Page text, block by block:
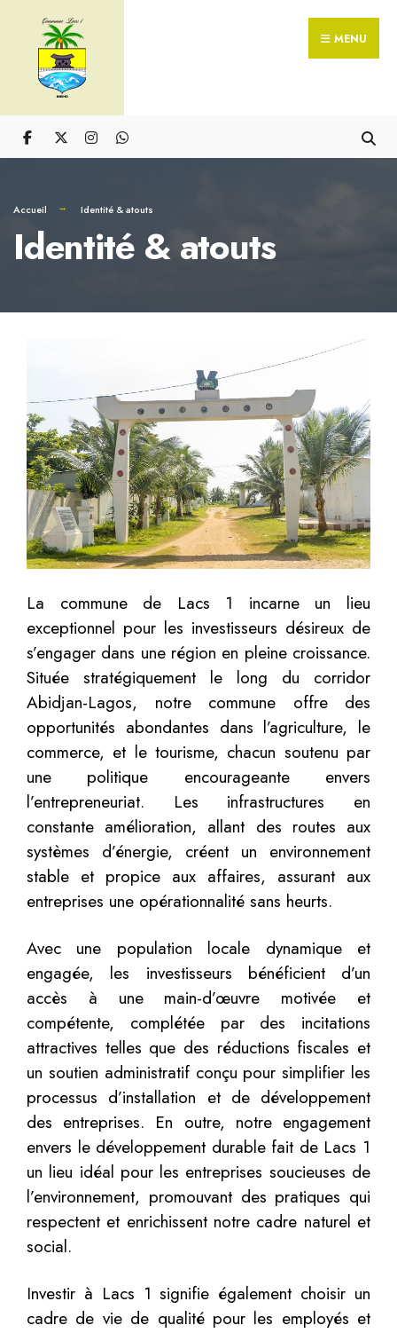
MENU
Accueil Identité & atouts
Identité & atouts
La commune de Lacs 1 incarne un lieu
exceptionnel pour les investisseurs désireux de
s’engager dans une région en pleine croissance.
Située stratégiquement le long du corridor
Abidjan-Lagos, notre commune offre des
opportunités abondantes dans l’agriculture, le
commerce, et le tourisme, chacun soutenu par
une politique encourageante envers
l’entrepreneuriat. Les infrastructures en
constante amélioration, allant des routes aux
systèmes d’énergie, créent un environnement
stable et propice aux affaires, assurant aux
entreprises une opérationnalité sans heurts.
Avec une population locale dynamique et
engagée, les investisseurs bénéficient d’un
accès à une main-d’œuvre motivée et
compétente, complétée par des incitations
attractives telles que des réductions fiscales et
un soutien administratif conçu pour simplifier les
processus d’installation et de développement
des entreprises. En outre, notre engagement
envers le développement durable fait de Lacs 1
un lieu idéal pour les entreprises soucieuses de
l’environnement, promouvant des pratiques qui
respectent et enrichissent notre cadre naturel et
social.
Investir à Lacs 1 signifie également choisir un
cadre de vie de qualité pour les employés et